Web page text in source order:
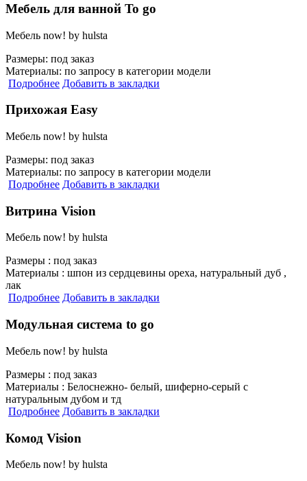
Мебель для ванной To go
Мебель now! by hulsta
Размеры: под заказ
Материалы: по запросу в категории модели
Подробнее Добавить в закладки
Прихожая Easy
Мебель now! by hulsta
Размеры: под заказ
Материалы: по запросу в категории модели
Подробнее Добавить в закладки
Витрина Vision
Мебель now! by hulsta
Размеры : под заказ
Материалы : шпон из сердцевины ореха, натуральный дуб ,
лак
Подробнее Добавить в закладки
Модульная система to go
Мебель now! by hulsta
Размеры : под заказ
Материалы : Белоснежно- белый, шиферно-серый с
натуральным дубом и тд
Подробнее Добавить в закладки
Комод Vision
Мебель now! by hulsta